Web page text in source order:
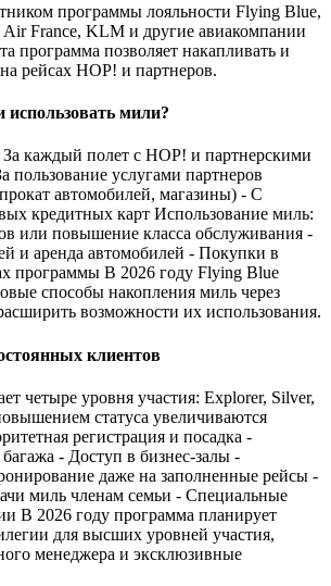
программы лояльности Flying Blue,
Air France, KLM и другие авиакомпании
программа позволяет накапливать и
рейсах HOP! и партнеров.
мили?
каждый полет с HOP! и партнерскими
пользование услугами партнеров
автомобилей, магазины) - С
кредитных карт Использование миль:
или повышение класса обслуживания -
и аренда автомобилей - Покупки в
программы В 2026 году Flying Blue
способы накопления миль через
возможности их использования.
клиентов
четыре уровня участия: Explorer, Silver,
статуса увеличиваются
регистрация и посадка -
- Доступ в бизнес-залы -
даже на заполненные рейсы -
миль членам семьи - Специальные
В 2026 году программа планирует
для высших уровней участия,
менеджера и эксклюзивные